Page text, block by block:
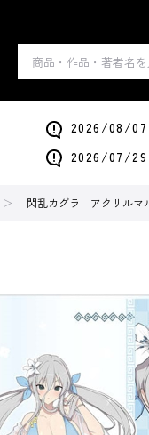
2026/08/07
2026/07/29
閃乱カグラ アクリルマ